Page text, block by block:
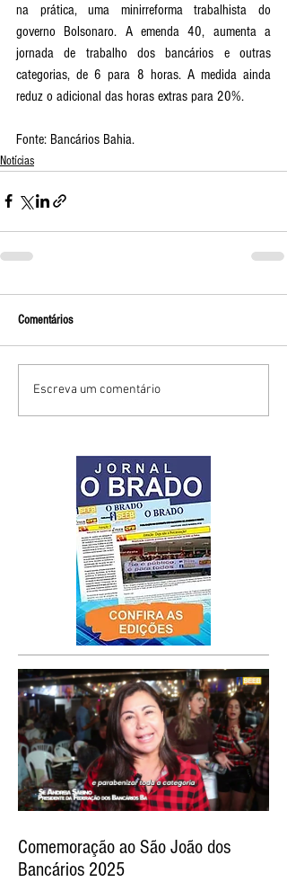
na prática, uma minirreforma trabalhista do
governo Bolsonaro. A emenda 40, aumenta a
jornada de trabalho dos bancários e outras
categorias, de 6 para 8 horas. A medida ainda
reduz o adicional das horas extras para 20%.
Fonte: Bancários Bahia.
Notícias
Comentários
Escreva um comentário
Comemoração ao São João dos
Bancários 2025